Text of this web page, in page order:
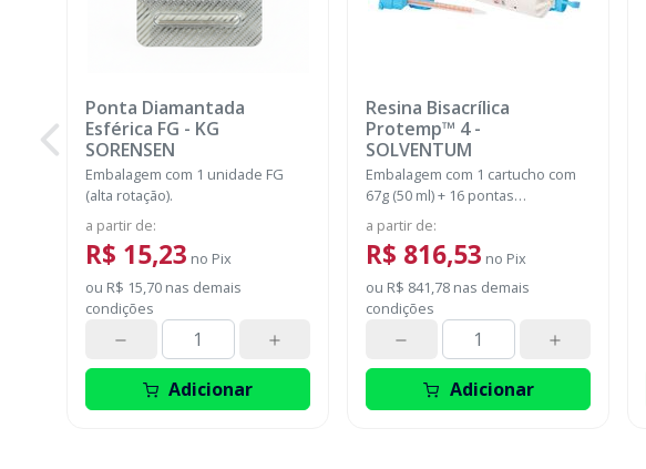
Ponta Diamantada
Esférica FG - KG
SORENSEN
Embalagem com 1 unidade FG
(alta rotação).
a partir de:
R$ 15,23 no Pix
ou R$ 15,70 nas demais
condições
Adicionar
Resina Bisacrílica
Protemp™ 4-
SOLVENTUM
Embalagem com 1 cartucho com
67g (50 ml) + 16 pontas
misturadoras.
a partir de:
R$ 816,53 no Pix
ou R$ 841,78 nas demais
condições
Adicionar